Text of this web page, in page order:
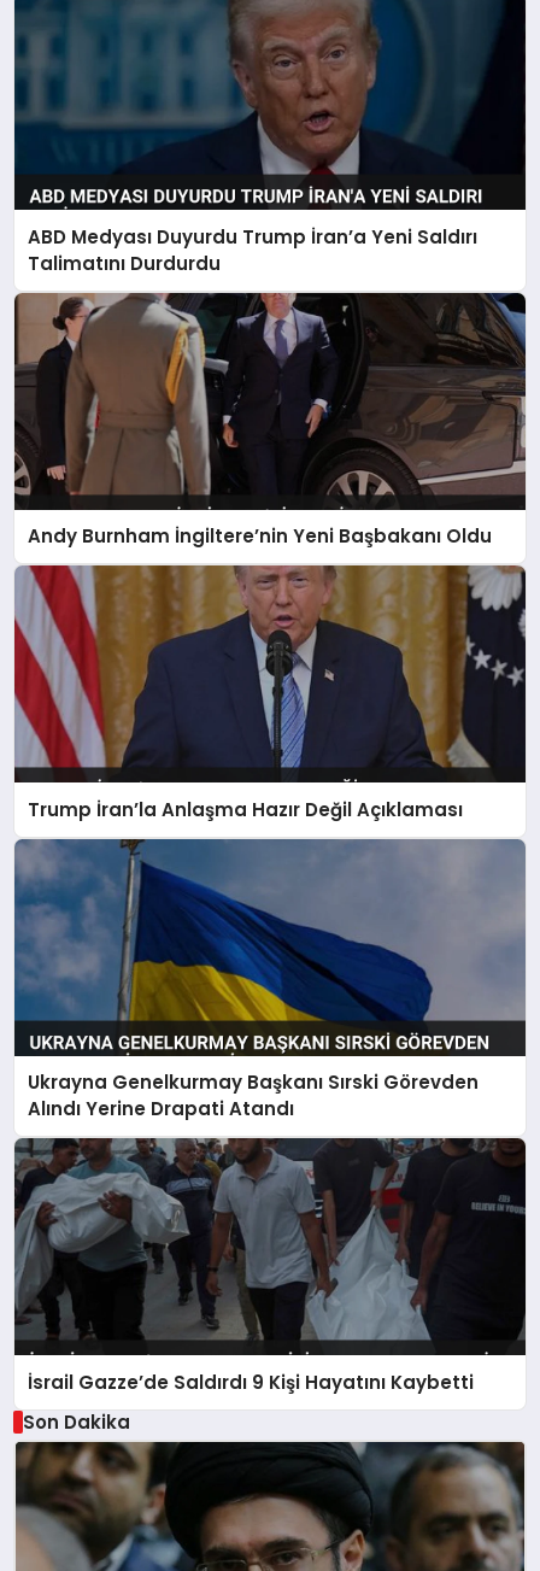
ABD Medyası Duyurdu Trump İran’a Yeni Saldırı
Talimatını Durdurdu
Andy Burnham İngiltere’nin Yeni Başbakanı Oldu
Trump İran’la Anlaşma Hazır Değil Açıklaması
Ukrayna Genelkurmay Başkanı Sırski Görevden
Alındı Yerine Drapati Atandı
İsrail Gazze’de Saldırdı 9 Kişi Hayatını Kaybetti
Son Dakika